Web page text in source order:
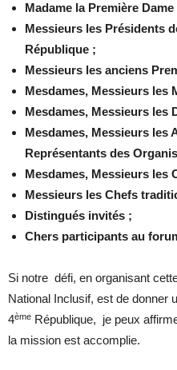
Madame la Première Dame
Messieurs les Présidents
République ;
Messieurs les anciens
Mesdames, Messieurs les
Mesdames, Messieurs les
Mesdames, Messieurs les
Représentants des
Mesdames, Messieurs les
Messieurs les Chefs
Distingués invités ;
Chers participants au
Si notre défi, en organisant
National Inclusif, est de donner
4ème République, je peux
la mission est accomplie.